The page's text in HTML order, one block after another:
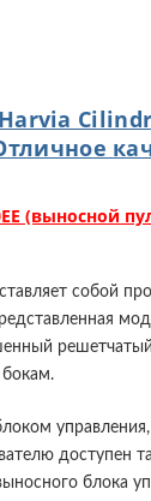
(выносной
собой
бокам.
доступен
блока